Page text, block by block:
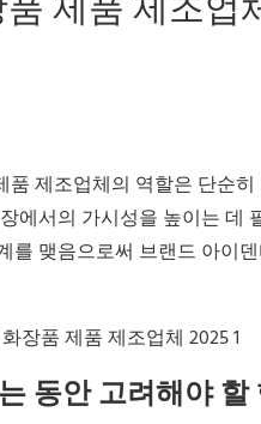
제품 제조업
제조업체의 역할은 단순
에서의 가시성을 높이는 데
맺음으로써 브랜드 아이
동안 고려해야 할